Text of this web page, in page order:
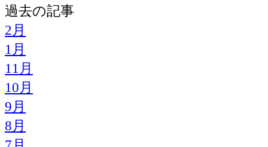
過去の記事
2月
1月
11月
10月
9月
8月